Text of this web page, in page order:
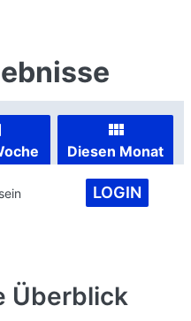
Diesen Monat
LOGIN
Überblick